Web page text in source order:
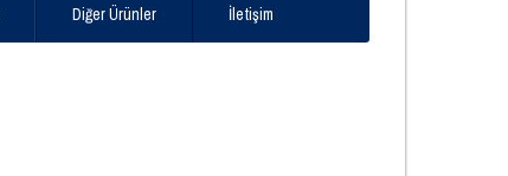
Diğer Ürünler İletişim